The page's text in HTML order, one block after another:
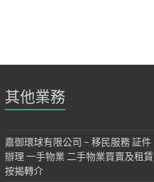
其他業務
嘉御環球有限公司 – 移民服務 証件
辦理 一手物業 二手物業買賣及租賃
按揭轉介